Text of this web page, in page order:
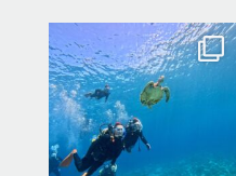
island.message
渋谷さん(船長)20年来のリピー
ター様&
そのお仲間の皆様とケラマへ行
って来ました！
・
天気最高ー！
10月 17